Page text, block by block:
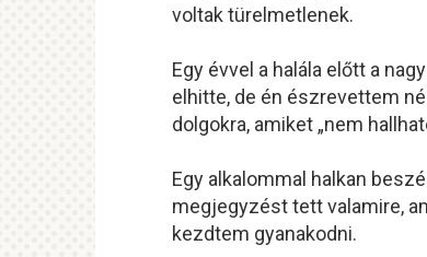
voltak türelmetlenek.
Egy évvel a halála előtt a
elhitte, de én észrevettem
dolgokra, amiket „nem
Egy alkalommal halkan
megjegyzést tett valamire,
kezdtem gyanakodni.